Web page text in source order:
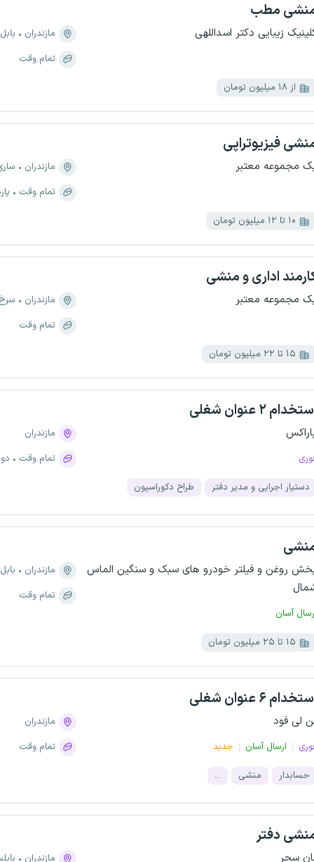
مطب
زیبایی دکتر اسداللهی مازندران
بابل
تمام وقت
از ۱۸ میلیون تومان
فیزیوتراپی
مجموعه معتبر مازندران
تمام وقت
۱۰ تا ۱۲ میلیون تومان
اداری و منشی
مجموعه معتبر مازندران
تمام وقت
۱۵ تا ۲۲ میلیون تومان
۲ عنوان شغلی
مازندران
تمام وقت
دستیار اجرایی و‌ مدیر دفتر طراح دکوراسیون
روغن و فیلتر خودرو های سبک و سنگین الماس
آسان
مازندران
بابل
تمام وقت
۱۵ تا ۲۵ میلیون تومان
۶ عنوان شغلی
لی فود
ارسال آسان جدید
مازندران
تمام وقت
حسابدار منشی ...
دفتر
سحر مازندران